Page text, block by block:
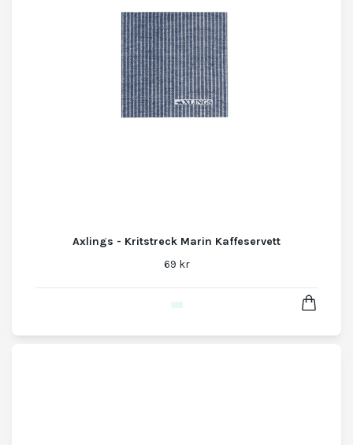
Axlings - Kritstreck Marin Kaffeservett
69 kr